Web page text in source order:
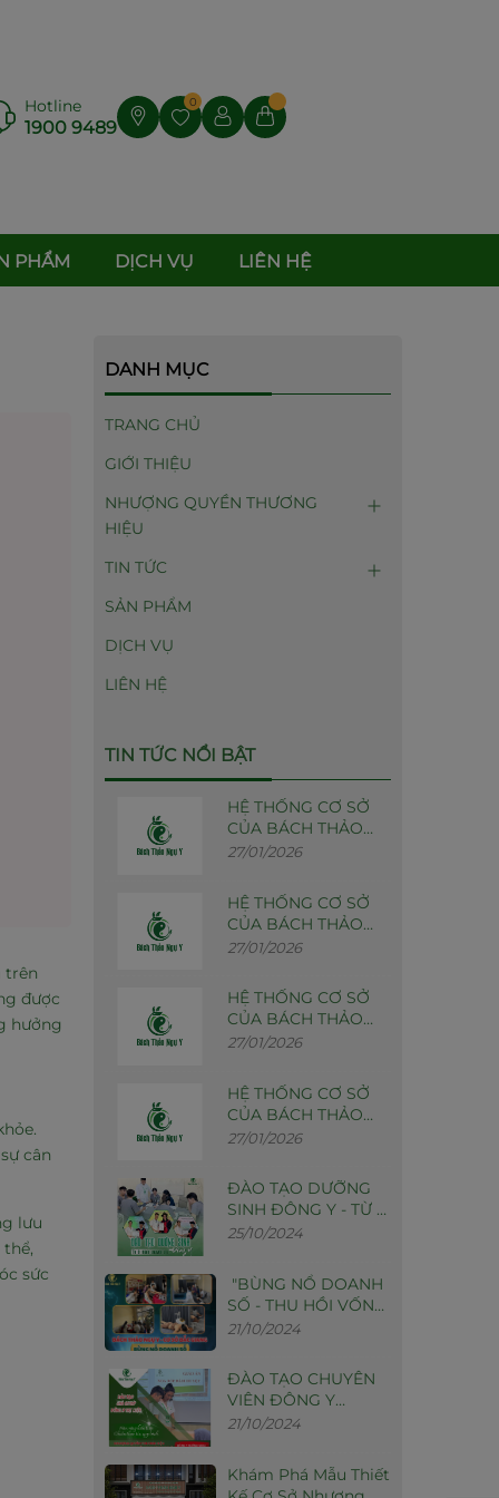
Hotline
1900 9489
0
PHẨM DỊCH VỤ LIÊN HỆ
trên
được
hưởng
cân
lưu
sức
DANH MỤC
TRANG CHỦ
GIỚI THIỆU
NHƯỢNG QUYỀN THƯƠNG
HIỆU
TIN TỨC
SẢN PHẨM
DỊCH VỤ
LIÊN HỆ
TIN TỨC NỔI BẬT
HỆ THỐNG CƠ SỞ
CỦA BÁCH THẢO
NGỰ Y - MIỀN NAM
27/01/2026
HỆ THỐNG CƠ SỞ
CỦA BÁCH THẢO
NGỰ Y - MIỀN
27/01/2026
HỆ THỐNG CƠ SỞ
CỦA BÁCH THẢO
NGỰ Y - MIỀN BẮC
27/01/2026
HỆ THỐNG CƠ SỞ
CỦA BÁCH THẢO
NGỰ Y
27/01/2026
ĐÀO TẠO DƯỠNG
SINH ĐÔNG Y - TỪ 0
THÀNH CHUYÊN GIA
25/10/2024
"BÙNG NỔ DOANH
SỐ - THU HỒI VỐN
NHANH"
21/10/2024
ĐÀO TẠO CHUYÊN
VIÊN ĐÔNG Y
DƯỠNG SINH TẠI
21/10/2024
Khám Phá Mẫu Thiết